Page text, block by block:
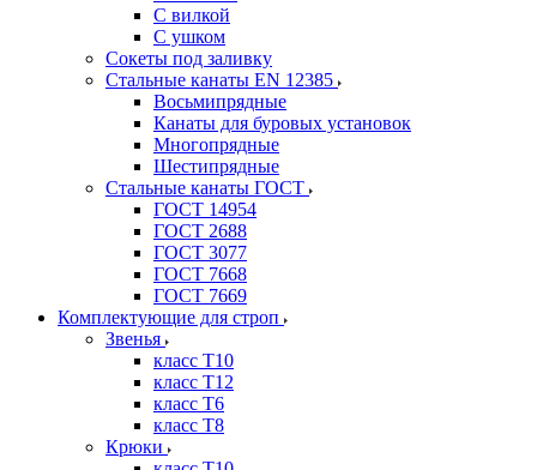
С вилкой
С ушком
Сокеты под заливку
Стальные канаты EN 12385
Восьмипрядные
Канаты для буровых установок
Многопрядные
Шестипрядные
Стальные канаты ГОСТ
ГОСТ 14954
ГОСТ 2688
ГОСТ 3077
ГОСТ 7668
ГОСТ 7669
Комплектующие для строп
Звенья
класс Т10
класс Т12
класс Т6
класс Т8
Крюки